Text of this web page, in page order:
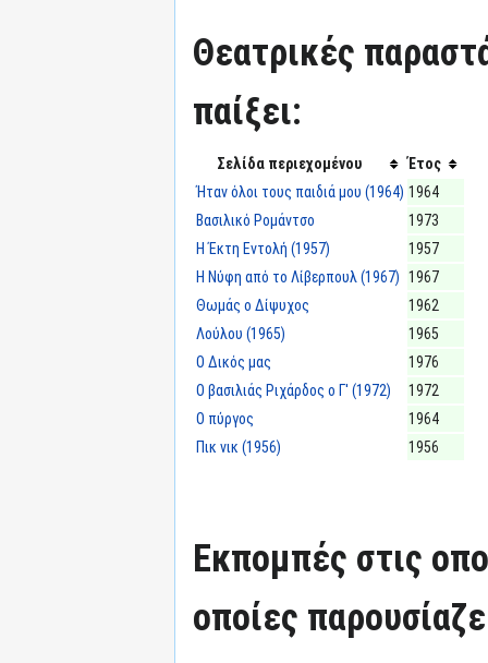
Θεατρικές
παίξει:
Σελίδα περιεχομένου
Έτος
Ήταν όλοι τους παιδιά μου (1964) 1964
Βασιλικό Ρομάντσο
1973
Η Έκτη Εντολή (1957)
1957
Η Νύφη από το Λίβερπουλ (1967) 1967
Θωμάς ο Δίψυχος
1962
Λούλου (1965)
1965
Ο Δικός μας
1976
Ο βασιλιάς Ριχάρδος ο Γ' (1972)
1972
Ο πύργος
1964
Πικ νικ (1956)
1956
Εκπομπές στις
οποίες